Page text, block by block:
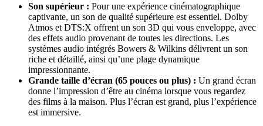
Son supérieur : Pour une expérience cinématographique
captivante, un son de qualité supérieure est essentiel. Dolby
Atmos et DTS:X offrent un son 3D qui vous enveloppe, avec
des effets audio provenant de toutes les directions. Les
systèmes audio intégrés Bowers & Wilkins délivrent un son
riche et détaillé, ainsi qu’une plage dynamique
Grande taille d’écran (65 pouces ou plus) : Un grand écran
donne l’impression d’être au cinéma lorsque vous regardez
des films à la maison. Plus l’écran est grand, plus l’expérience
est immersive.